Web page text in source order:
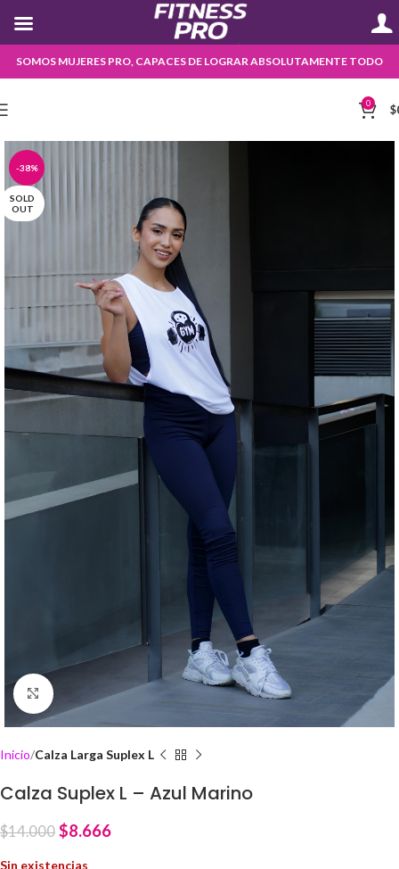
SOMOS MUJERES PRO, CAPACES DE LOGRAR ABSOLUTAMENTE TODO
0 $
-38%
SOLD
OUT
Click to enlarge
Inicio Calza Larga Suplex L
Calza Suplex L – Azul Marino
$14.000 $8.666
Sin existencias